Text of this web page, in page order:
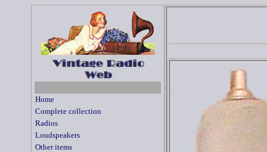
Home
Complete collection
Radios
Loudspeakers
Other items